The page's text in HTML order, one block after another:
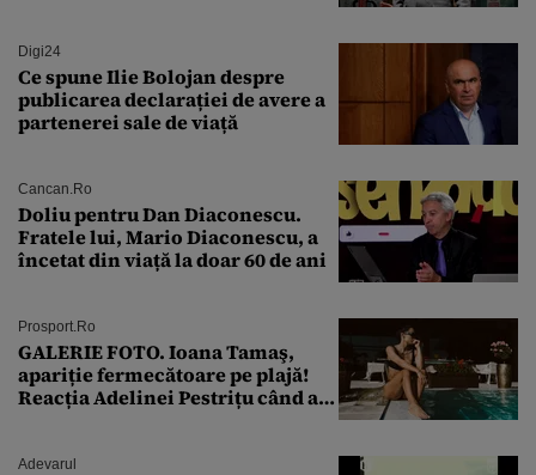
Digi24
Ce spune Ilie Bolojan despre
publicarea declarației de avere a
partenerei sale de viață
Cancan.ro
Doliu pentru Dan Diaconescu.
Fratele lui, Mario Diaconescu, a
încetat din viață la doar 60 de ani
Prosport.ro
GALERIE FOTO. Ioana Tamaş,
apariție fermecătoare pe plajă!
Reacția Adelinei Pestrițu când a
Adevarul